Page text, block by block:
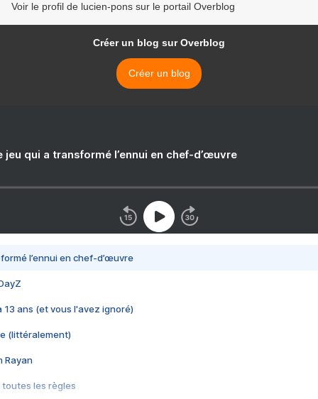
Voir le profil de lucien-pons sur le portail Overblog
Créer un blog sur Overblog
Créer un blog
jeu qui a transformé l’ennui en chef-d’œuvre
l’ennui en chef-d’œuvre
13 ans (et vous l'avez ignoré)
(littéralement)
Rayan
toutes les règles